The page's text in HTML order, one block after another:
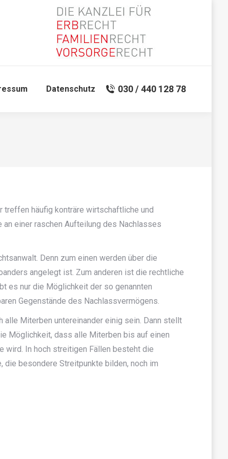
Datenschutz 030 / 440 128 78
treffen häufig konträre wirtschaftliche und
einer raschen Aufteilung des Nachlasses
Denn zum einen werden über die
angelegt ist. Zum anderen ist die rechtliche
es nur die Möglichkeit der so genannten
Gegenstände des Nachlassvermögens.
Miterben untereinander einig sein. Dann stellt
Möglichkeit, dass alle Miterben bis auf einen
wird. In hoch streitigen Fällen besteht die
die besondere Streitpunkte bilden, noch im